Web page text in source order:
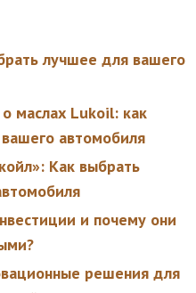
лучшее для вашего
маслах Lukoil: как
автомобиля
Как выбрать
и почему они
решения для